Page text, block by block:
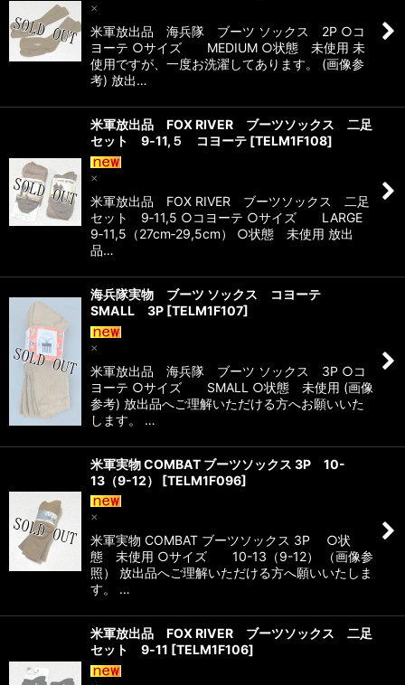
×
米軍放出品 海兵隊 ブーツ ソックス 2P ○コ
ヨーテ ○サイズ MEDIUM ○状態 未使用 未
使用ですが、一度お洗濯してあります。 (画像参
考) 放出…
米軍放出品 FOX RIVER ブーツソックス 二足
セット 9‐11,５ コヨーテ [TELM1F108]
×
米軍放出品 FOX RIVER ブーツソックス 二足
セット 9‐11,5 ○コヨーテ ○サイズ LARGE
9‐11,5（27cm‐29,5cm） ○状態 未使用 放出
品…
海兵隊実物 ブーツ ソックス コヨーテ
SMALL 3P [TELM1F107]
×
米軍放出品 海兵隊 ブーツ ソックス 3P ○コ
ヨーテ ○サイズ SMALL ○状態 未使用 (画像
参考) 放出品へご理解いただける方へお願いいた
します。 …
米軍実物 COMBAT ブーツソックス 3P 10-
13（9-12）
[TELM1F096]
×
米軍実物 COMBAT ブーツソックス 3P ○状
態 未使用 ○サイズ 10-13（9-12） （画像参
照） 放出品へご理解いただける方へ願いいたしま
す。 …
米軍放出品 FOX RIVER ブーツソックス 二足
セット 9‐11 [TELM1F106]